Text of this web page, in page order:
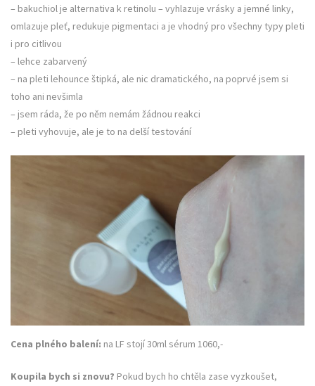
– bakuchiol je alternativa k retinolu – vyhlazuje vrásky a jemné linky,
omlazuje pleť, redukuje pigmentaci a je vhodný pro všechny typy pleti
i pro citlivou
– lehce zabarvený
– na pleti lehounce štipká, ale nic dramatického, na poprvé jsem si
toho ani nevšimla
– jsem ráda, že po něm nemám žádnou reakci
– pleti vyhovuje, ale je to na delší testování
Cena plného balení: na LF stojí 30ml sérum 1060,-
Koupila bych si znovu? Pokud bych ho chtěla zase vyzkoušet,